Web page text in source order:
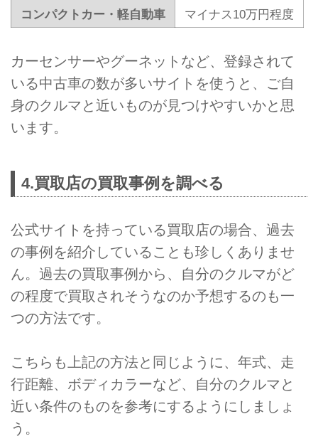
コンパクトカー・軽自動車 マイナス10万円程度
カーセンサーやグーネットなど、登録されて
いる中古車の数が多いサイトを使うと、ご自
身のクルマと近いものが見つけやすいかと思
います。
4.買取店の買取事例を調べる
公式サイトを持っている買取店の場合、過去
の事例を紹介していることも珍しくありませ
ん。過去の買取事例から、自分のクルマがど
の程度で買取されそうなのか予想するのも一
つの方法です。
こちらも上記の方法と同じように、年式、走
行距離、ボディカラーなど、自分のクルマと
近い条件のものを参考にするようにしましょ
う。